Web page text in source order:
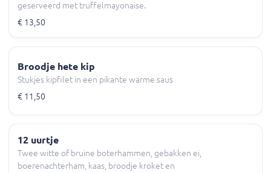
geserveerd met truffelmayonaise.
€ 13,50
Broodje hete kip
Stukjes kipfilet in een pikante warme saus
€ 11,50
12 uurtje
Twee witte of bruine boterhammen, gebakken ei,
boerenachterham, kaas, broodje kroket en